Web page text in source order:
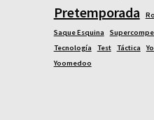
Pretemporada
Saque Esquina
Tecnología
Test Táctica
Yoomedoo